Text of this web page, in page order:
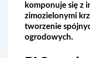
komponuje się z
zimozielonymi
tworzenie
ogrodowych.